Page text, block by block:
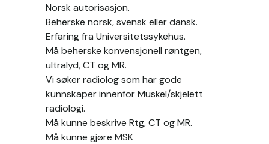
Norsk autorisasjon.
Beherske norsk, svensk eller dansk.
Erfaring fra Universitetssykehus.
Må beherske konvensjonell røntgen,
ultralyd, CT og MR.
Vi søker radiolog som har gode
kunnskaper innenfor Muskel/skjelett
radiologi.
Må kunne beskrive Rtg, CT og MR.
Må kunne gjøre MSK